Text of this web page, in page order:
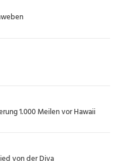
1.000 Meilen vor Hawaii